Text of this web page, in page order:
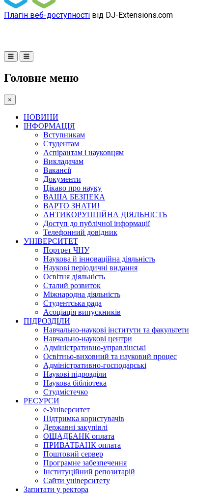
Плагін веб-доступності від DJ-Extensions.com
Головне меню
×
НОВИНИ
ІНФОРМАЦІЯ
Вступникам
Студентам
Аспірантам і науковцям
Викладачам
Вакансії
Документи
Цікаво про науку
ВАША БЕЗПЕКА
ВАРТО ЗНАТИ!
АНТИКОРУПЦІЙНА ДІЯЛЬНІСТЬ
Доступ до публічної інформації
Телефонний довідник
УНІВЕРСИТЕТ
Портрет ЧНУ
Наукова й інноваційна діяльність
Наукові періодичні видання
Освітня діяльність
Сталий розвиток
Міжнародна діяльність
Студентська рада
Асоціація випускників
ПІДРОЗДІЛИ
Навчально-наукові інститути та факультети
Навчально-наукові центри
Адміністративно-управлінські
Освітньо-виховний та науковий процес
Адміністративно-господарські
Наукові підрозділи
Наукова бібліотека
Студмістечко
РЕСУРСИ
е-Університет
Підтримка користувачів
Державні закупівлі
ОЩАДБАНК оплата
ПРИВАТБАНК оплата
Поштовий сервер
Програмне забезпечення
Інституційний репозитарій
Сайти університету
Запитати у ректора